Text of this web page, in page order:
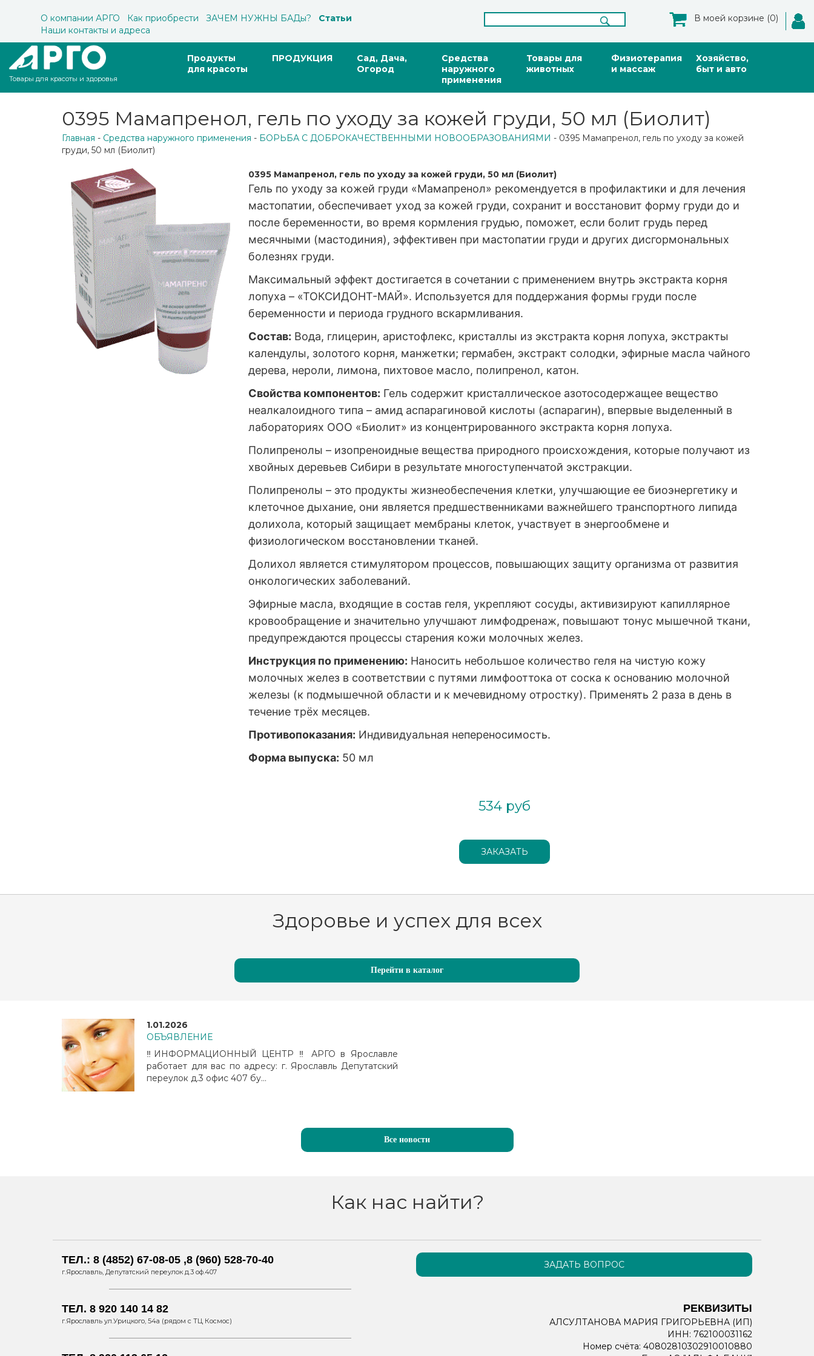
О компании АРГО Как приобрести ЗАЧЕМ НУЖНЫ БАДы?
Статьи
Наши контакты и адреса
В моей корзине (0)
Товары для красоты и здоровья
Продукты
для красоты
ПРОДУКЦИЯ
Сад, Дача,
Огород
Средства
наружного
применения
Товары для
животных
Физиотерапия
и массаж
Хозяйство,
быт и авто
0395 Мамапренол, гель по уходу за кожей груди, 50 мл (Биолит)
Главная - Средства наружного применения - БОРЬБА С ДОБРОКАЧЕСТВЕННЫМИ НОВООБРАЗОВАНИЯМИ - 0395 Мамапренол, гель по уходу за кожей
груди, 50 мл (Биолит)
0395 Мамапренол, гель по уходу за кожей груди, 50 мл (Биолит)
Гель по уходу за кожей груди «Мамапренол» рекомендуется в профилактики и для лечения
мастопатии, обеспечивает уход за кожей груди, сохранит и восстановит форму груди до и
после беременности, во время кормления грудью, поможет, если болит грудь перед
месячными (мастодиния), эффективен при мастопатии груди и других дисгормональных
болезнях груди.
Максимальный эффект достигается в сочетании с применением внутрь экстракта корня
лопуха – «ТОКСИДОНТ-МАЙ». Используется для поддержания формы груди после
беременности и периода грудного вскармливания.
Состав: Вода, глицерин, аристофлекс, кристаллы из экстракта корня лопуха, экстракты
календулы, золотого корня, манжетки; гермабен, экстракт солодки, эфирные масла чайного
дерева, нероли, лимона, пихтовое масло, полипренол, катон.
Свойства компонентов: Гель содержит кристаллическое азотосодержащее вещество
неалкалоидного типа – амид аспарагиновой кислоты (аспарагин), впервые выделенный в
лабораториях ООО «Биолит» из концентрированного экстракта корня лопуха.
Полипренолы – изопреноидные вещества природного происхождения, которые получают из
хвойных деревьев Сибири в результате многоступенчатой экстракции.
Полипренолы – это продукты жизнеобеспечения клетки, улучшающие ее биоэнергетику и
клеточное дыхание, они является предшественниками важнейшего транспортного липида
долихола, который защищает мембраны клеток, участвует в энергообмене и
физиологическом восстановлении тканей.
Долихол является стимулятором процессов, повышающих защиту организма от развития
онкологических заболеваний.
Эфирные масла, входящие в состав геля, укрепляют сосуды, активизируют капиллярное
кровообращение и значительно улучшают лимфодренаж, повышают тонус мышечной ткани,
предупреждаются процессы старения кожи молочных желез.
Инструкция по применению: Наносить небольшое количество геля на чистую кожу
молочных желез в соответствии с путями лимфооттока от соска к основанию молочной
железы (к подмышечной области и к мечевидному отростку). Применять 2 раза в день в
течение трёх месяцев.
Противопоказания: Индивидуальная непереносимость.
Форма выпуска: 50 мл
534 руб
Здоровье и успех для всех
Перейти в каталог
1.01.2026
ОБЪЯВЛЕНИЕ
‼️ИНФОРМАЦИОННЫЙ ЦЕНТР ‼️ АРГО в Ярославле
работает для вас по адресу: г. Ярославль Депутатский
переулок д.3 офис 407 бу...
Все новости
Как нас найти?
ТЕЛ.: 8 (4852) 67-08-05 ,8 (960) 528-70-40
г.Ярославль, Депутатский переулок д.3 оф.407
ТЕЛ. 8 920 140 14 82
г.Ярославль ул.Урицкого, 54а (рядом с ТЦ Космос)
ЗАДАТЬ ВОПРОС
РЕКВИЗИТЫ
АЛСУЛТАНОВА МАРИЯ ГРИГОРЬЕВНА (ИП)
ИНН: 762100031162
Номер счёта: 40802810302910010880